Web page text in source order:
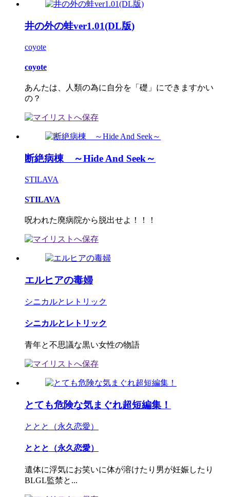
井の外の蛙ver1.01(DL版)
coyote
coyote
あんたは、人類の為に自分を「礎」にできますかい
の？
断絶病棟 ～Hide And Seek～
STILAVA
STILAVA
呪われた廃病院から脱出せよ！！！
エルヒアの毒婦
シニカルとレトリック
シニカルとレトリック
青年と不思議な黒い女性の物語
とても危険な気まぐれ超短編集！
ととと（永久恋愛）
ととと（永久恋愛）
遺体に浮気にお笑いに体が溶けたり男が妊娠したり
BLGL監禁と...